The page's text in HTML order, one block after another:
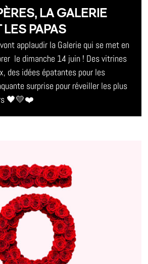
LA GALERIE
LES PAPAS
applaudir la Galerie qui se met en
le dimanche 14 juin ! Des vitrines
des idées épatantes pour les
surprise pour réveiller les plus
🖤💛❤️